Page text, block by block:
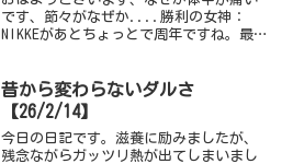
です、節々がなぜか....勝利の女神：
NIKKEがあとちょっとで周年ですね。最近
と、巷では言われてますね。どうなるの
かは......
昔から変わらないダルさ
【26/2/14】
今日の日記です。滋養に励みましたが、
残念ながらガッツリ熱が出てしまいまし